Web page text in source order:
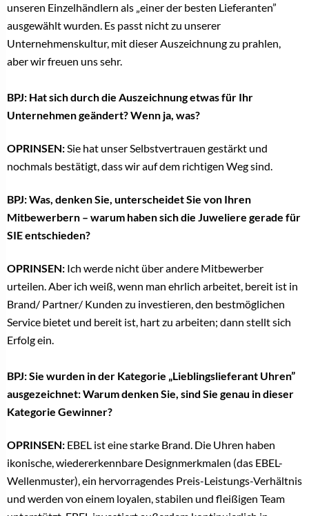
unseren Einzelhändlern als „einer der besten Lieferanten”
ausgewählt wurden. Es passt nicht zu unserer
Unternehmenskultur, mit dieser Auszeichnung zu prahlen,
aber wir freuen uns sehr.
BPJ: Hat sich durch die Auszeichnung etwas für Ihr
Unternehmen geändert? Wenn ja, was?
OPRINSEN:Sie hat unser Selbstvertrauen gestärkt und
nochmals bestätigt, dass wir auf dem richtigen Weg sind.
BPJ: Was, denken Sie, unterscheidet Sie von Ihren
Mitbewerbern – warum haben sich die Juweliere gerade für
SIE entschieden?
OPRINSEN: Ich werde nicht über andere Mitbewerber
urteilen. Aber ich weiß, wenn man ehrlich arbeitet, bereit ist in
Brand/ Partner/ Kunden zu investieren, den bestmöglichen
Service bietet und bereit ist, hart zu arbeiten; dann stellt sich
Erfolg ein.
BPJ: Sie wurden in der Kategorie „Lieblingslieferant Uhren”
ausgezeichnet: Warum denken Sie, sind Sie genau in dieser
Kategorie Gewinner?
OPRINSEN: EBEL ist eine starke Brand. Die Uhren haben
ikonische, wiedererkennbare Designmerkmalen (das EBEL-
Wellenmuster), ein hervorragendes Preis-Leistungs-Verhältnis
und werden von einem loyalen, stabilen und fleißigen Team